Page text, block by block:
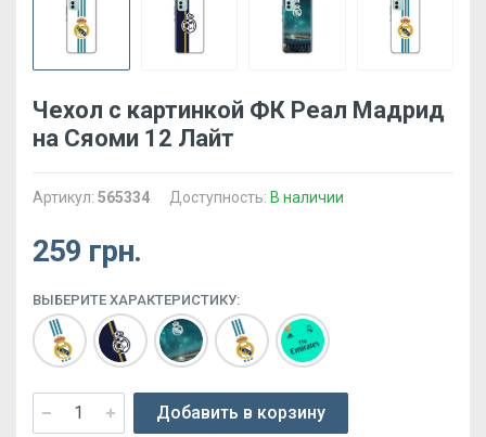
Чехол с картинкой ФК Реал Мадрид
на Сяоми 12 Лайт
Артикул: 565334 Доступность: В наличии
259 грн.
ВЫБЕРИТЕ ХАРАКТЕРИСТИКУ:
Добавить в корзину